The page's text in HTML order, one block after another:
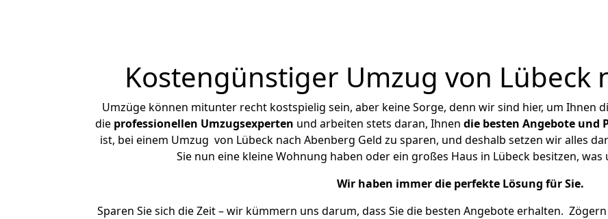
Kostengünstiger Umzug von Lübeck
Umzüge können mitunter recht kostspielig sein, aber keine Sorge, denn wir sind hier, um Ihnen
die professionellen Umzugsexperten und arbeiten stets daran, Ihnen die besten Angebote und
ist, bei einem Umzug von Lübeck nach Abenberg Geld zu sparen, und deshalb setzen wir alles
Sie nun eine kleine Wohnung haben oder ein großes Haus in Lübeck besitzen,
Wir haben immer die perfekte Lösung für Sie.
Sparen Sie sich die Zeit – wir kümmern uns darum, dass Sie die besten Angebote erhalten.